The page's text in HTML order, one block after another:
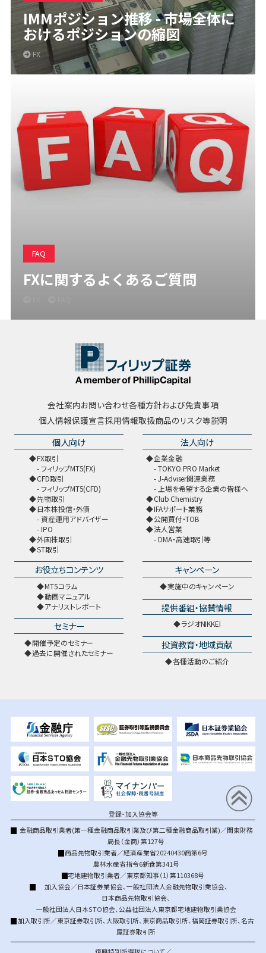
IMMポジション推移 - 市場全体に
おけるポジションの縮図
FX
FAQ
FXに関するよくあるご質問
会社案内お問い合わせ各種方針および免責事項
個人情報保護宣言採用情報取扱商品のリスク等説明
個人向け
FX取引
フィリップMT5(FX)
CFD取引
フィリップMT5(CFD)
先物取引
日本株投信・外債
資産運用アドバイザー
IPO
外国株取引
ST取引
法人向け
企業金融
TOKYO PRO Market
J-Adviser関連業務
上場を希望する企業の皆様へ
Club Chemistry
IFAサポート業務
公開買付・TOB
法人営業
DMA・高速取引等
お役立ちコンテンツ
MT5コラム
動画マニュアル
アナリストレポート
セミナー
開催予定のセミナー
過去に開催されたセミナー
キャンペーン
実施中のキャンペーン
提供番組・協賛情報
ラジオNIKKEI
投資教育・地域貢献
各種活動のご紹介
登録・加入協会等
金融商品取引業者(第一種金融商品取引業及び第二種金融商品取引業)／関東財務
局長（金商）第127号
商品先物取引業者／経済産業省20240430商第6号
農林水産省指令6新食第341号
宅地建物取引業者／東京都知事（1）第110368号
加入協会／日本証券業協会、一般社団法人金融先物取引業協会、
日本商品先物取引協会、
一般社団法人日本STO協会、公益社団法人東京都宅地建物取引業協会
加入取引所／東京証券取引所、大阪取引所、 東京商品取引所、福岡証券取引所、名古
屋証券取引所